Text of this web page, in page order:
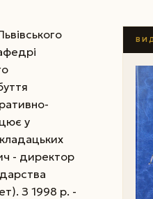
у
- директор
З 1998 р. -